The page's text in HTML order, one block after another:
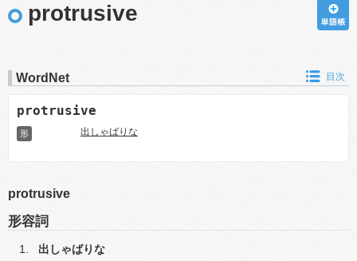
protrusive
WordNet 目次
protrusive
形 出しゃばりな
protrusive
形容詞
出しゃばりな